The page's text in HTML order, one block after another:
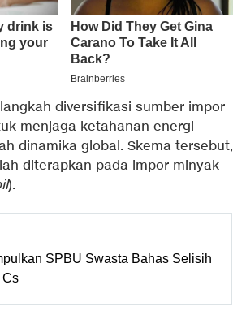
diversifikasi sumber impor
menjaga ketahanan energi
dinamika global. Skema tersebut,
diterapkan pada impor minyak
).
SPBU Swasta Bahas Selisih
Cs